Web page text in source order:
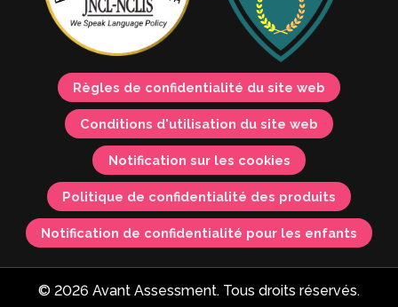
Règles de confidentialité du site web
Conditions d'utilisation du site web
Notification sur les cookies
Politique de confidentialité des produits
Notification de confidentialité pour les enfants
© 2026 Avant Assessment. Tous droits réservés.